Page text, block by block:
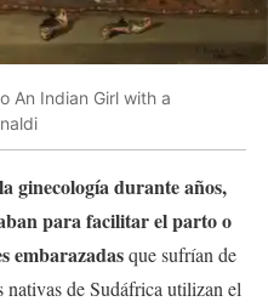
An Indian Girl with a
ginecología durante años,
para facilitar el parto o
embarazadasque sufrían de
nativas de Sudáfrica utilizan el